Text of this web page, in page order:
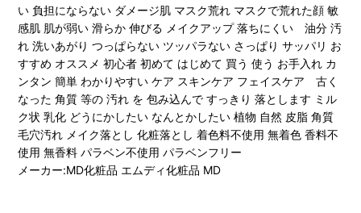
い 負担にならない ダメージ肌 マスク荒れ マスクで荒れた顔 敏
感肌 肌が弱い 滑らか 伸びる メイクアップ 落ちにくい 油分 汚
れ 洗いあがり つっぱらない ツッパラない さっぱり サッパリ お
すすめ オススメ 初心者 初めて はじめて 買う 使う お手入れ カ
ンタン 簡単 わかりやすい ケア スキンケア フェイスケア 古く
なった 角質 等の 汚れ を 包み込んで すっきり 落とします ミル
ク状 乳化 どうにかしたい なんとかしたい 植物 自然 皮脂 角質
毛穴汚れ メイク落とし 化粧落とし 着色料不使用 無着色 香料不
使用 無香料 パラベン不使用 パラベンフリー
メーカー:MD化粧品 エムディ化粧品 MD